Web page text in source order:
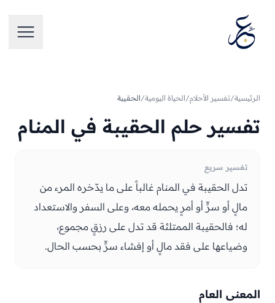
فتح
الرئيسية/تفسير الأحلام/الحياة اليومية/الحقيبة
تفسير حلم الحقيبة في المنام
تفسير سريع
تدل الحقيبة في المنام غالباً على ما يدّخره المرء من
مالٍ أو سرٍّ أو أمرٍ يحمله معه، وعلى السفر والاستعداد
له؛ فالحقيبة الممتلئة قد تدل على رزقٍ مجموع،
وضياعها على فقد مالٍ أو إفشاء سرٍّ بحسب الحال.
المعنى العام